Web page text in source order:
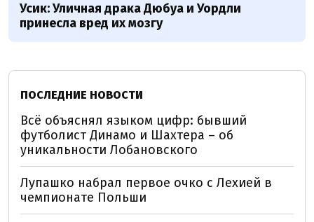
Усик: Уличная драка Дюбуа и Уордли
принесла вред их мозгу
ПОСЛЕДНИЕ НОВОСТИ
Всё объяснял языком цифр: бывший
футболист Динамо и Шахтера – об
уникальности Лобановского
Лупашко набрал первое очко с Лехией в
чемпионате Польши